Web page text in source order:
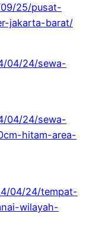
25/pusat-
jakarta-barat/
04/24/sewa-
04/24/sewa-
hitam-area-
04/24/tempat-
wilayah-